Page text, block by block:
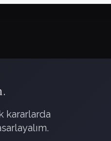
kararlarda